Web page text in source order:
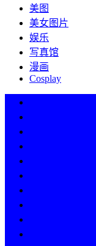
美图
美女图片
娱乐
写真馆
漫画
Cosplay